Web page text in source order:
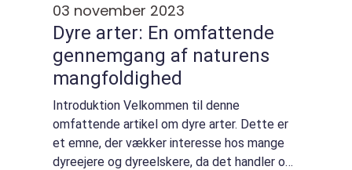
03 november 2023
Dyre arter: En omfattende
gennemgang af naturens
mangfoldighed
Introduktion Velkommen til denne
omfattende artikel om dyre arter. Dette er
et emne, der vækker interesse hos mange
dyreejere og dyreelskere, da det handler om